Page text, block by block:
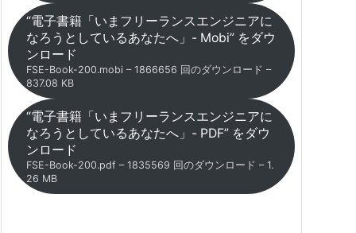
“電子書籍「いまフリーランスエンジニアに
なろうとしているあなたへ」- Mobi” をダウ
ンロード
FSE-Book-200.mobi – 1866656 回のダウンロード –
837.08 KB
“電子書籍「いまフリーランスエンジニアに
なろうとしているあなたへ」- PDF” をダウ
ンロード
FSE-Book-200.pdf – 1835569 回のダウンロード – 1.
26 MB